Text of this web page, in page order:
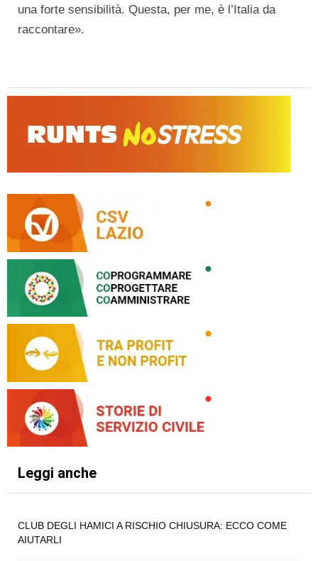
una forte sensibilità. Questa, per me, è l’Italia da
raccontare».
Leggi anche
CLUB DEGLI HAMICI A RISCHIO CHIUSURA: ECCO COME
AIUTARLI